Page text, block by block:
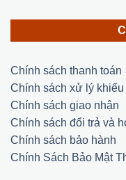
Chính sách thanh toán
Chính sách xử lý khiếu
Chính sách giao nhận
Chính sách đổi trả và
Chính sách bảo hành
Chính Sách Bảo Mật